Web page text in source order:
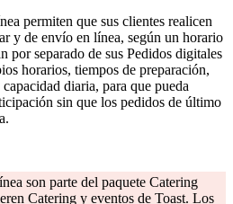
permiten que sus clientes realicen
y de envío en línea, según un horario
por separado de sus Pedidos digitales
horarios, tiempos de preparación,
diaria, para que pueda
sin que los pedidos de último
son parte del paquete Catering
Catering y eventos de Toast. Los